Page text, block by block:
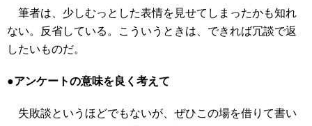
筆者は、少しむっとした表情を見せてしまったかも知れ
ない。反省している。こういうときは、できれば冗談で返
したいものだ。
●アンケートの意味を良く考えて
失敗談というほどでもないが、ぜひこの場を借りて書い